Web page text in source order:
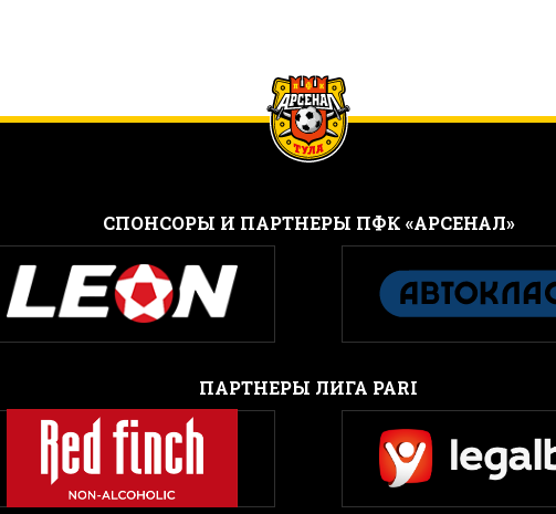
CПОНСОРЫ И ПАРТНЕРЫ ПФК «АРСЕНАЛ»
ПАРТНЕРЫ ЛИГА PARI